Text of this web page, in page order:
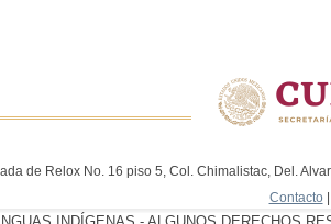
de Relox No. 16 piso 5, Col. Chimalistac, Del.
Contacto |
INDÍGENAS - ALGUNOS DERECHOS